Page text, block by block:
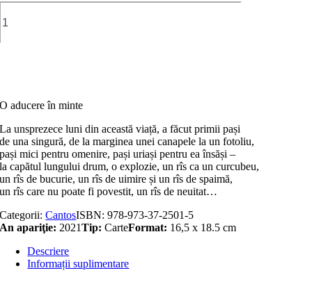
O aducere în minte
La unsprezece luni din această viață, a făcut primii pași
de una singură, de la marginea unei canapele la un fotoliu,
pași mici pentru omenire, pași uriași pentru ea însăși –
la capătul lungului drum, o explozie, un rîs ca un curcubeu,
un rîs de bucurie, un rîs de uimire și un rîs de spaimă,
un rîs care nu poate fi povestit, un rîs de neuitat…
Categorii:CantosISBN:978-973-37-2501-5
An apariţie: 2021Tip: CarteFormat: 16,5 x 18.5 cm
Descriere
Informații suplimentare